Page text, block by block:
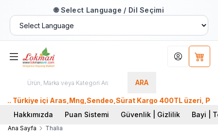
🌐 Select Language / Dil Seçimi
ARA
Hesabım
içi Aras,Mng,Sendeo,Sürat Kargo 400TL üzeri, Ptt
Hakkımızda
Puan Sistemi Güvenlik | Gizlilik Bayi |
Ana Sayfa Thalia